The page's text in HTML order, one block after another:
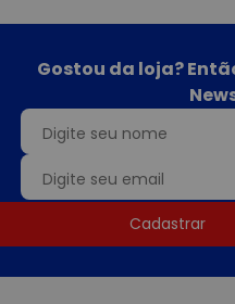
Gostou da loja?
Cadastrar